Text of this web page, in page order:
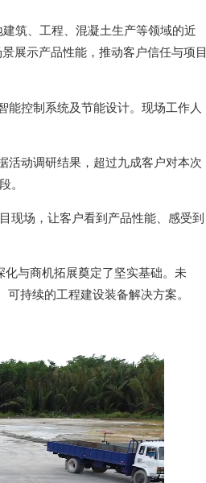
筑、工程、混凝土生产等领域的近
展示产品性能，推动客户信任与项目
能控制系统及节能设计。现场工作人
活动调研结果，超过九成客户对本次
。
现场，让客户看到产品性能、感受到
与商机拓展奠定了坚实基础。未
持续的工程建设装备解决方案。